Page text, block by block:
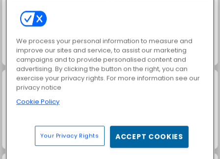
Trollface Quest: USA 2 Masha and the Bear: Meadows
Scala 40 Rummy World
We process your personal information to measure and
improve our sites and service, to assist our marketing
campaigns and to provide personalised content and
advertising. By clicking the button on the right, you can
exercise your privacy rights. For more information see our
privacy notice
Cookie Policy
Your Privacy Rights ACCEPT COOKIES